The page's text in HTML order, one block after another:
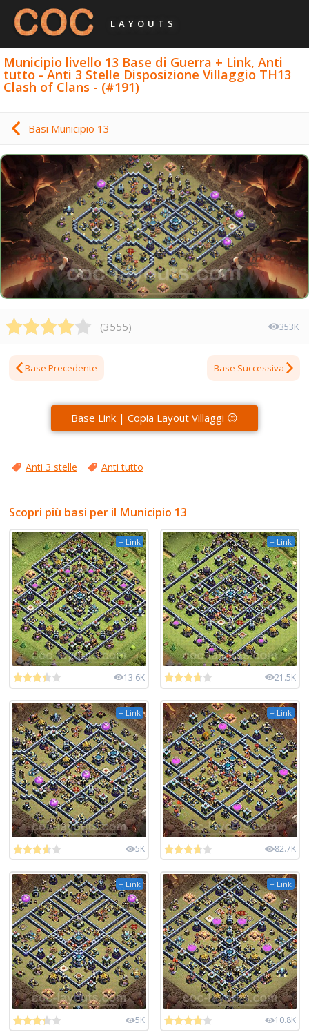
LAYOUTS
Municipio livello 13 Base di Guerra + Link, Anti
tutto - Anti 3 Stelle Disposizione Villaggio TH13
Clash of Clans - (#191)
Basi Municipio 13
(3555) 353K
Base Precedente Base Successiva
Base Link | Copia Layout Villaggi 😊
Anti 3 stelle Anti tutto
Scopri più basi per il Municipio 13
+ Link
13.6K
+ Link
21.5K
+ Link
5K
+ Link
82.7K
+ Link
5K
+ Link
10.8K